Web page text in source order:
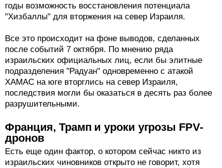
годы возможность восстановления потенциала
"Хизбаллы" для вторжения на север Израиля.
Все это происходит на фоне выводов, сделанных
после событий 7 октября. По мнению ряда
израильских официальных лиц, если бы элитные
подразделения "Радуан" одновременно с атакой
ХАМАС на юге вторглись на север Израиля,
последствия могли бы оказаться в десять раз более
разрушительными.
Франция, Трамп и уроки угрозы FPV-
дронов
Есть еще один фактор, о котором сейчас никто из
израильских чиновников открыто не говорит, хотя